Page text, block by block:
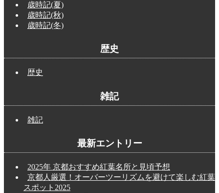
歳時記(夏)
歳時記(秋)
歳時記(冬)
歴史
歴史
雑記
雑記
最新エントリー
2025年 京都おすすめ紅葉名所と見頃予想
京都人厳選！オーバーツーリズムを避けて楽しむ紅葉
スポット2025